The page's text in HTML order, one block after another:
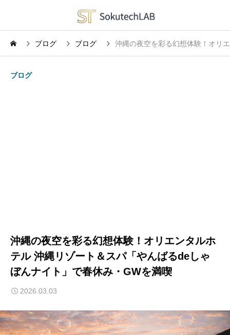
ブログ ブログ 沖縄の夜空を彩る幻想体験！オリ
ブログ
沖縄の夜空を彩る幻想体験！オリエンタルホ
テル 沖縄リゾート＆スパ「やんばるdeしゃ
ぼんナイト」で春休み・GWを満喫
2026.03.03